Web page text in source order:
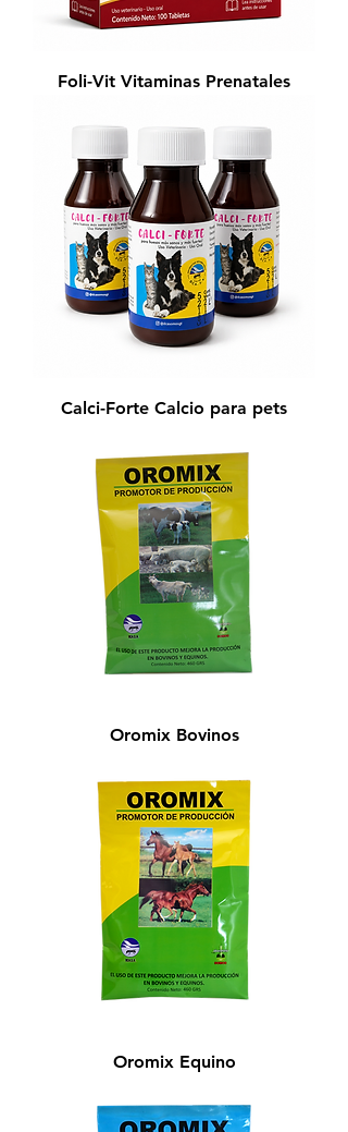
Foli-Vit Vitaminas Prenatales
Calci-Forte Calcio para pets
Oromix Bovinos
Oromix Equino